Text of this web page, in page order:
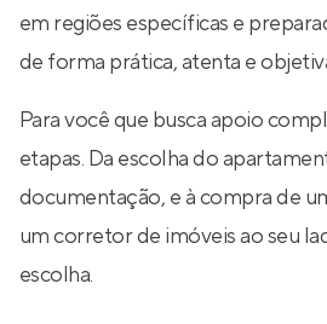
em regiões específicas e
de forma prática, atenta e
Para você que busca apoio
etapas. Da escolha do
documentação, e à compra de
um corretor de imóveis ao seu
escolha.